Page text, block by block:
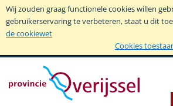
Wij zouden graag functionele cookies willen
gebruikerservaring te verbeteren, staat u dit
de cookiewet
Cookies